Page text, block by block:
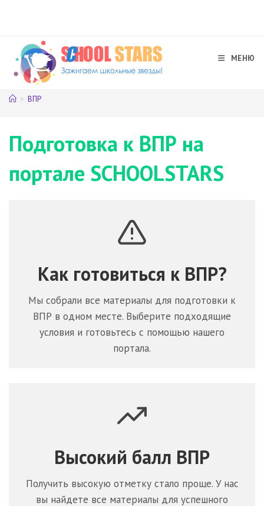
МЕНЮ
> ВПР
Подготовка к ВПР на
портале SCHOOLSTARS
Как готовиться к ВПР?
Мы собрали все материалы для подготовки к
ВПР в одном месте. Выберите подходящие
условия и готовьтесь с помощью нашего
портала.
Высокий балл ВПР
Получить высокую отметку стало проще. У нас
вы найдете все материалы для успешного